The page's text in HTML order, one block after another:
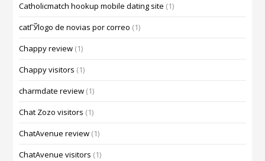
Catholicmatch hookup mobile dating site (1)
catГЎlogo de novias por correo (1)
Chappy review (1)
Chappy visitors (1)
charmdate review (1)
Chat Zozo visitors (1)
ChatAvenue review (1)
ChatAvenue visitors (1)